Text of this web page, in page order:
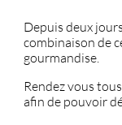
Depuis deux
combinaison de
gourmandise.
Rendez vous
afin de pouvoir